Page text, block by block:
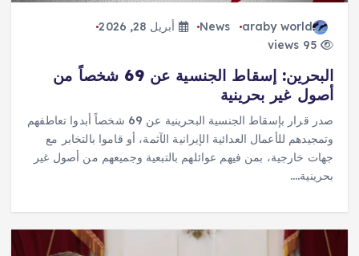
araby world
News
أبريل 28, 2026
95 views
البحرين: إسقاط الجنسية عن 69 شخصاً من
أصول غير بحرينية
صدر قرار بإسقاط الجنسية البحرينية عن 69 شخصاً أبدوا تعاطفهم
وتمجيدهم للأعمال العدائية الإيرانية الآثمة، أو قاموا بالتخابر مع
جهات خارجية، بمن فيهم عوائلهم بالتبعية وجميعهم من أصول غير
بحرينية.…